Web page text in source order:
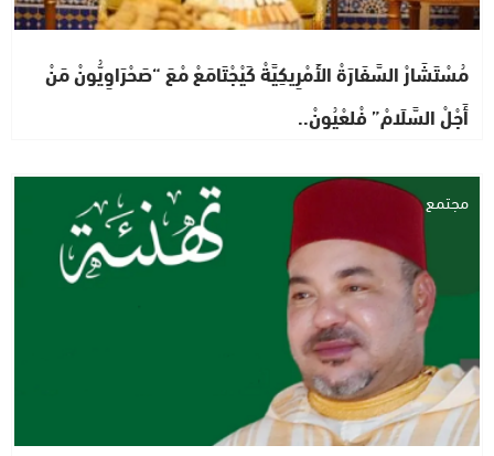
مُسْتَشَارْ السَّفَارَةْ الأَمْرِيكِيَّةْ كَيْجْتَامَعْ مْعَ “صَحْرَاوِيُّونْ مَنْ
أَجْلْ السَّلَامْ” فْلعْيُونْ..
مجتمع